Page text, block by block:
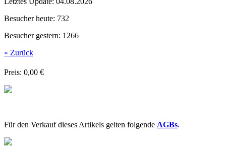
Besucher heute: 732
Besucher gestern: 1266
« Zurück
Preis: 0,00 €
Für den Verkauf dieses Artikels gelten folgende AGBs.